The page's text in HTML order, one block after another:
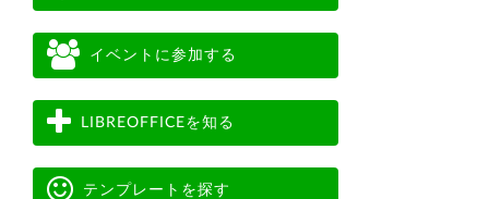
イベントに参加する
LIBREOFFICEを知る
テンプレートを探す